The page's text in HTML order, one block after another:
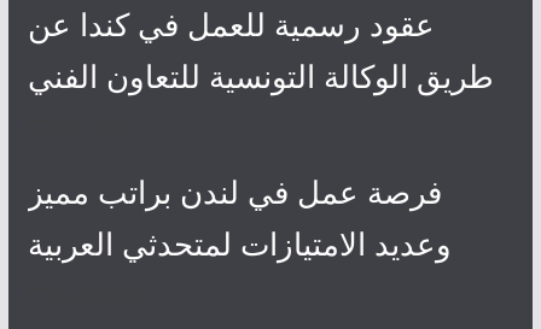
عقود رسمية للعمل في كندا عن
طريق الوكالة التونسية للتعاون الفني
فرصة عمل في لندن براتب مميز
وعديد الامتيازات لمتحدثي العربية